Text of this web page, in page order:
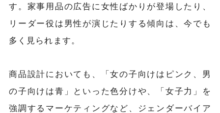
す。家事用品の広告に女性ばかりが登場したり、
リーダー役は男性が演じたりする傾向は、今でも
多く見られます。
商品設計においても、「女の子向けはピンク、男
の子向けは青」といった色分けや、「女子力」を
強調するマーケティングなど、ジェンダーバイア